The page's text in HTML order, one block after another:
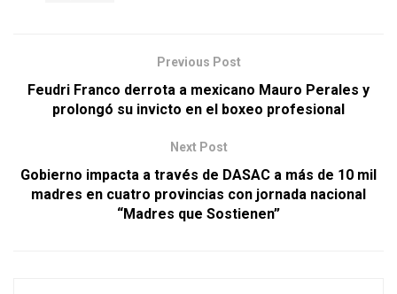
Previous Post
Feudri Franco derrota a mexicano Mauro Perales y
prolongó su invicto en el boxeo profesional
Next Post
Gobierno impacta a través de DASAC a más de 10 mil
madres en cuatro provincias con jornada nacional
“Madres que Sostienen”